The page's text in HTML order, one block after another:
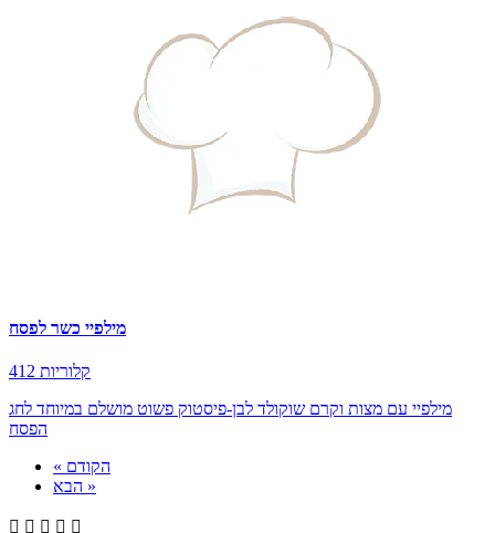
מילפיי כשר לפסח
412 קלוריות
מילפיי עם מצות וקרם שוקולד לבן-פיסטוק פשוט מושלם במיוחד לחג
הפסח
« הקודם
הבא »
    